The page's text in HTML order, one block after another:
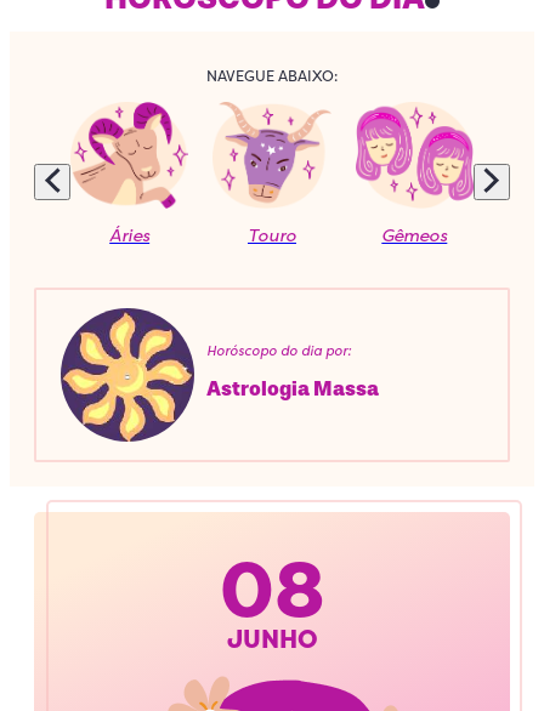
NAVEGUE ABAIXO:
Áries Touro Gêmeos
Horóscopo do dia por:
Astrologia Massa
08
JUNHO